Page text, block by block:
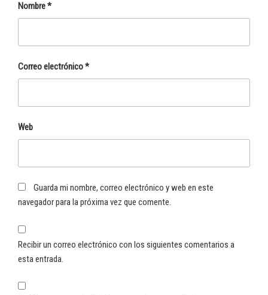
Nombre*
Correo electrónico*
Web
Guarda mi nombre, correo electrónico y web en este
navegador para la próxima vez que comente.
Recibir un correo electrónico con los siguientes comentarios a
esta entrada.